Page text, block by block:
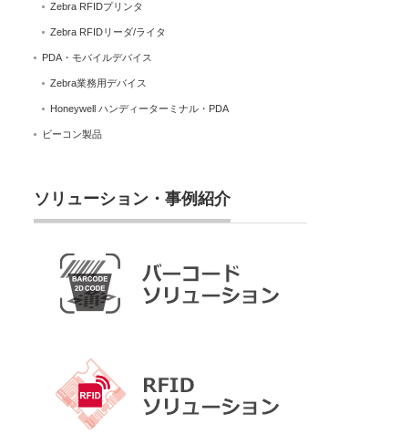
Zebra RFIDプリンタ
Zebra RFIDリーダ/ライタ
PDA・モバイルデバイス
Zebra業務用デバイス
Honeywell ハンディーターミナル・PDA
ビーコン製品
ソリューション・事例紹介